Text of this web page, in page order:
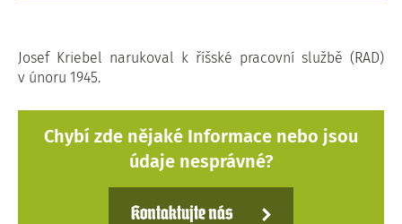
Josef Kriebel narukoval k říšské pracovní službě (RAD)
v únoru 1945.
Chybí zde nějaké Informace nebo jsou
údaje nesprávné?
Kontaktujte nás